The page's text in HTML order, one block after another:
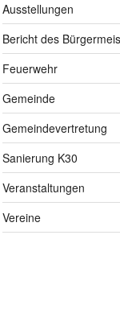
Ausstellungen
Bericht des
Feuerwehr
Gemeinde
Gemeindevertretung
Sanierung K30
Veranstaltungen
Vereine